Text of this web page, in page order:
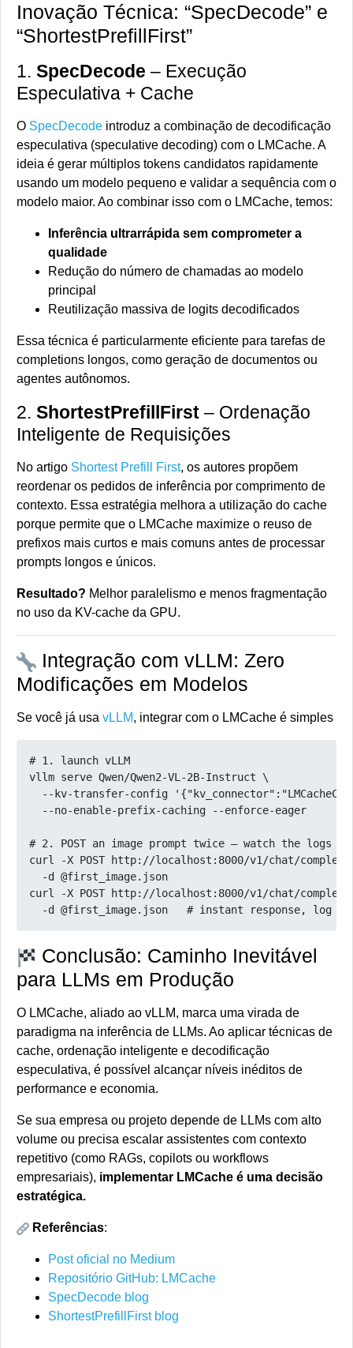
Inovação Técnica: “SpecDecode” e
“ShortestPrefillFirst”
1. SpecDecode – Execução
Especulativa + Cache
O SpecDecode introduz a combinação de decodificação
especulativa (speculative decoding) com o LMCache. A
ideia é gerar múltiplos tokens candidatos rapidamente
usando um modelo pequeno e validar a sequência com o
modelo maior. Ao combinar isso com o LMCache, temos:
Inferência ultrarrápida sem comprometer a
qualidade
Redução do número de chamadas ao modelo
principal
Reutilização massiva de logits decodificados
Essa técnica é particularmente eficiente para tarefas de
completions longos, como geração de documentos ou
agentes autônomos.
2. ShortestPrefillFirst – Ordenação
Inteligente de Requisições
No artigo Shortest Prefill First, os autores propõem
reordenar os pedidos de inferência por comprimento de
contexto. Essa estratégia melhora a utilização do cache
porque permite que o LMCache maximize o reuso de
prefixos mais curtos e mais comuns antes de processar
prompts longos e únicos.
Resultado? Melhor paralelismo e menos fragmentação
no uso da KV-cache da GPU.
Integração com vLLM: Zero
Modificações em Modelos
Se você já usa vLLM, integrar com o LMCache é simples
# 1. launch vLLM
vllm serve Qwen/Qwen2-VL-2B-Instruct \
--kv-transfer-config
  --no-enable-prefix-caching --enforce-eager
# 2. POST an image prompt twice – watch the logs
curl -X POST http://localhost:8000/v1/chat/
  -d @first_image.json
curl -X POST http://localhost:8000/v1/chat/
-d @first_image.json   # instant response, log
Conclusão: Caminho Inevitável
para LLMs em Produção
O LMCache, aliado ao vLLM, marca uma virada de
paradigma na inferência de LLMs. Ao aplicar técnicas de
cache, ordenação inteligente e decodificação
especulativa, é possível alcançar níveis inéditos de
performance e economia.
Se sua empresa ou projeto depende de LLMs com alto
volume ou precisa escalar assistentes com contexto
repetitivo (como RAGs, copilots ou workflows
empresariais), implementar LMCache é uma decisão
estratégica.
Referências:
Post oficial no Medium
Repositório GitHub: LMCache
SpecDecode blog
ShortestPrefillFirst blog